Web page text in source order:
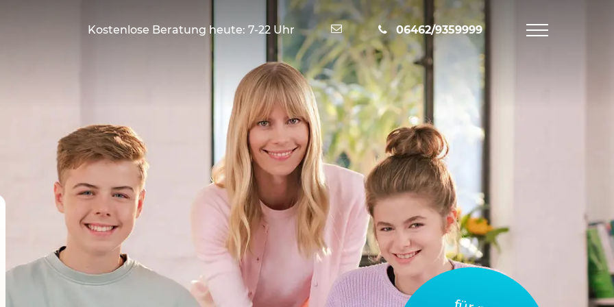
Kostenlose Beratung heute: 7-22 Uhr Nachricht schreiben
06462/9359999
Navigation